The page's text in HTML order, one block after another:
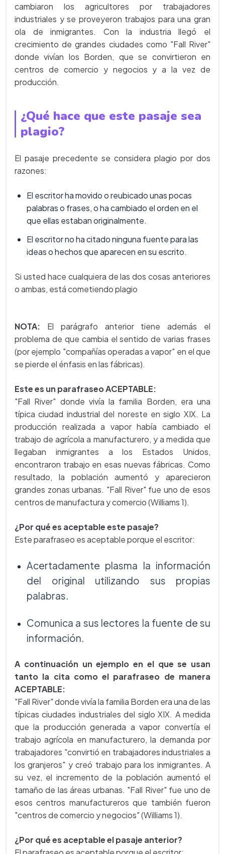
cambiaron los agricultores por trabajadores
industriales y se proveyeron trabajos para una gran
ola de inmigrantes. Con la industria llegó el
crecimiento de grandes ciudades como "Fall River"
donde vivían los Borden, que se convirtieron en
centros de comercio y negocios y a la vez de
producción.
¿Qué hace que este pasaje sea
plagio?
El pasaje precedente se considera plagio por dos
razones:
El escritor ha movido o reubicado unas pocas
palabras o frases, o ha cambiado el orden en el
que ellas estaban originalmente.
El escritor no ha citado ninguna fuente para las
ideas o hechos que aparecen en su escrito.
Si usted hace cualquiera de las dos cosas anteriores
o ambas, está cometiendo plagio
NOTA: El parágrafo anterior tiene además el
problema de que cambia el sentido de varias frases
(por ejemplo "compañías operadas a vapor" en el que
se pierde el énfasis en las fábricas).
Este es un parafraseo ACEPTABLE:
"Fall River" donde vivía la familia Borden, era una
típica ciudad industrial del noreste en siglo XIX. La
producción realizada a vapor había cambiado el
trabajo de agrícola a manufacturero, y a medida que
llegaban inmigrantes a los Estados Unidos,
encontraron trabajo en esas nuevas fábricas. Como
resultado, la población aumentó y aparecieron
grandes zonas urbanas. "Fall River" fue uno de esos
centros de manufactura y comercio (Williams 1).
¿Por qué es aceptable este pasaje?
Este parafraseo es aceptable porque el escritor:
Acertadamente plasma la información
del original utilizando sus propias
palabras.
Comunica a sus lectores la fuente de su
información.
A continuación un ejemplo en el que se usan
tanto la cita como el parafraseo de manera
ACEPTABLE:
"Fall River" donde vivía la familia Borden era una de las
típicas ciudades industriales del siglo XIX. A medida
que la producción generada a vapor convertía el
trabajo agrícola en manufacturero, la demanda por
trabajadores "convirtió en trabajadores industriales a
los granjeros" y creó trabajo para los inmigrantes. A
su vez, el incremento de la población aumentó el
tamaño de las áreas urbanas. "Fall River" fue uno de
esos centros manufactureros que también fueron
"centros de comercio y negocios" (Williams 1).
¿Por qué es aceptable el pasaje anterior?